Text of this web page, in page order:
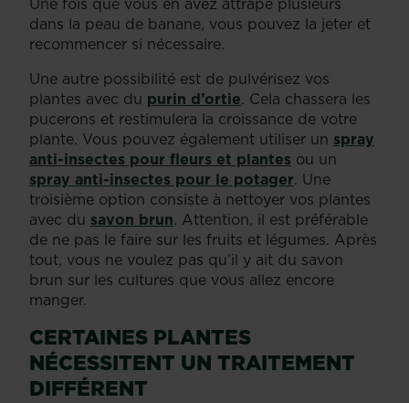
dans la peau de banane, vous pouvez la jeter et
recommencer si nécessaire.
Une autre possibilité est de pulvérisez vos
plantes avec du purin d’ortie. Cela chassera les
pucerons et restimulera la croissance de votre
plante. Vous pouvez également utiliser un spray
anti-insectes pour fleurs et plantes ou un
spray anti-insectes pour le potager. Une
troisième option consiste à nettoyer vos plantes
avec du savon brun. Attention, il est préférable
de ne pas le faire sur les fruits et légumes. Après
tout, vous ne voulez pas qu’il y ait du savon
brun sur les cultures que vous allez encore
manger.
CERTAINES PLANTES
NÉCESSITENT UN TRAITEMENT
DIFFÉRENT